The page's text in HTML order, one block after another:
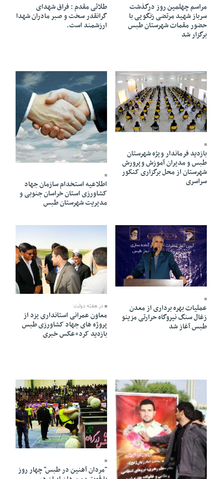
مراسم چهلمین روز درگذشت
سرباز شهید مرتضی زنگویی با
حضور مقمات شهرستان طبس
برگزار شد
طلائی مقدم : فراق شهدای
گرانقدر سخت و صبر مادران شهدا
ارزشمند است.
19 Tir 1403 - 10:40
بازدید فرماندار ویژه شهرستان
طبس و مدیران آموزش وپرورش
شهرستان از محل برگزاری کنکور
سراسری اطلاعیه استخدام سازمان جهاد
کشاورزی استان خراسان جنوبی و
مدیریت شهرستان طبس
19 Tir 1403 - 10:39
عملیات بهره برداری از معدن
زغال سنگ نیروگاه حرارتی مزینو
طبس آغاز شد
در هفته دولت:
معاون عمرانی استانداری یزد از
پروژه های جهاد کشاورزی طبس
بازدید کرد+عکس خبری
19 Tir 1403 - 10:37
"مردان آهنین در طبس" چهار روز